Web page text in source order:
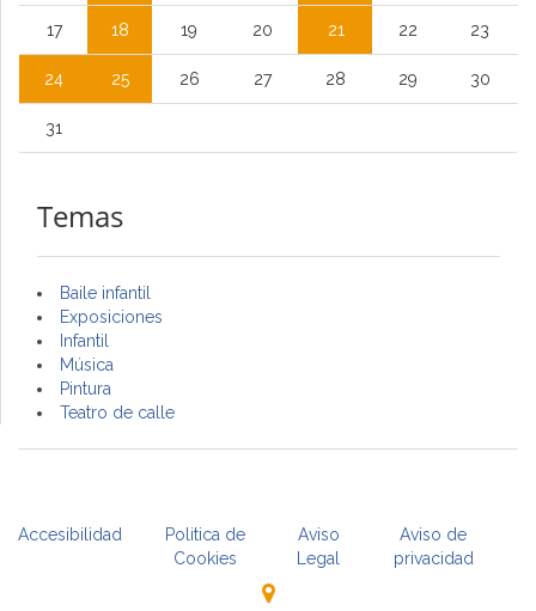
17 18 19 20 21 22 23
24 25 26 27 28 29 30
31
Temas
Baile infantil
Exposiciones
Infantil
Música
Pintura
Teatro de calle
Accesibilidad
Politica de
Cookies
Aviso
Legal
Aviso de
privacidad